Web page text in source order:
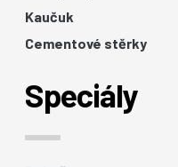
Kaučuk
Cementové stěrky
Speciály